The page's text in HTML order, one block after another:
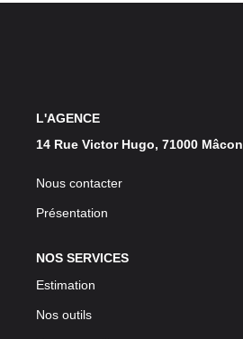
L'AGENCE
14 Rue Victor Hugo, 71000 Mâcon
Nous contacter
Présentation
NOS SERVICES
Estimation
Nos outils